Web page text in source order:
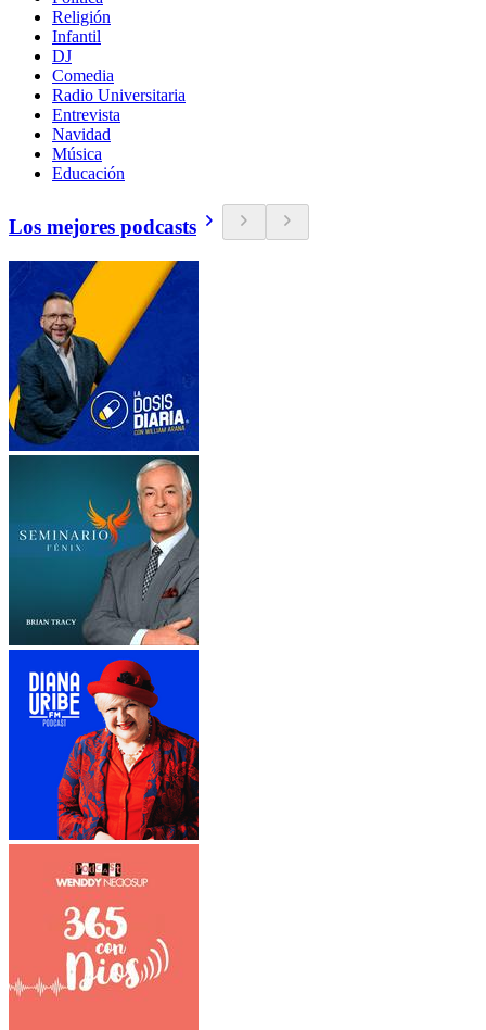
Religión
Infantil
DJ
Comedia
Radio Universitaria
Entrevista
Navidad
Música
Educación
Los mejores podcasts